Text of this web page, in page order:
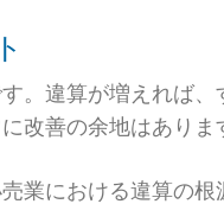
。違算が増えれば
改善の余地はありま
業における違算の